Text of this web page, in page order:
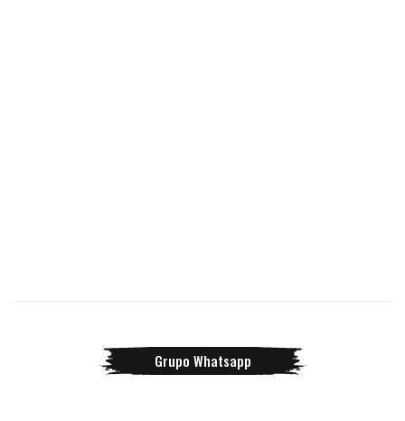
Grupo Whatsapp